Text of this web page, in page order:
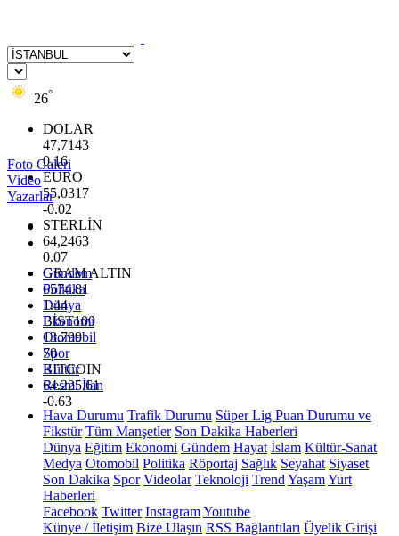
26°
DOLAR
47,7143
0.16
EURO
55,0317
-0.02
STERLİN
64,2463
0.07
GRAM ALTIN
6574.81
1.44
BİST100
13.799
70
BITCOIN
64.225,61
-0.63
Foto Galeri
Video
Yazarlar
Gündem
Politika
Dünya
Ekonomi
Otomobil
Spor
Kültür
Resmi İlan
Hava Durumu Trafik Durumu Süper Lig Puan Durumu ve
Fikstür Tüm Manşetler Son Dakika Haberleri
Dünya Eğitim Ekonomi Gündem Hayat İslam Kültür-Sanat
Medya Otomobil Politika Röportaj Sağlık Seyahat Siyaset
Son Dakika Spor Videolar Teknoloji Trend YaşamYurt
Haberleri
Facebook Twitter InstagramYoutube
Künye / İletişim Bize Ulaşın RSS Bağlantıları Üyelik Girişi